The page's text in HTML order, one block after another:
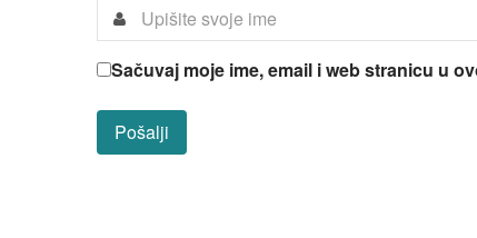
Sačuvaj moje ime, email i web stranicu u